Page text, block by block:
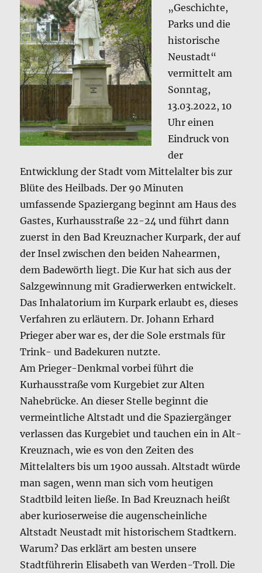
„Geschichte,
Parks und die
historische
Neustadt“
vermittelt am
Sonntag,
13.03.2022, 10
Uhr einen
Eindruck von
der
Entwicklung der Stadt vom Mittelalter bis zur
Blüte des Heilbads. Der 90 Minuten
umfassende Spaziergang beginnt am Haus des
Gastes, Kurhausstraße 22-24 und führt dann
zuerst in den Bad Kreuznacher Kurpark, der auf
der Insel zwischen den beiden Nahearmen,
dem Badewörth liegt. Die Kur hat sich aus der
Salzgewinnung mit Gradierwerken entwickelt.
Das Inhalatorium im Kurpark erlaubt es, dieses
Verfahren zu erläutern. Dr. Johann Erhard
Prieger aber war es, der die Sole erstmals für
Trink- und Badekuren nutzte.
Am Prieger-Denkmal vorbei führt die
Kurhausstraße vom Kurgebiet zur Alten
Nahebrücke. An dieser Stelle beginnt die
vermeintliche Altstadt und die Spaziergänger
verlassen das Kurgebiet und tauchen ein in Alt-
Kreuznach, wie es von den Zeiten des
Mittelalters bis um 1900 aussah. Altstadt würde
man sagen, wenn man sich vom heutigen
Stadtbild leiten ließe. In Bad Kreuznach heißt
aber kurioserweise die augenscheinliche
Altstadt Neustadt mit historischem Stadtkern.
Warum? Das erklärt am besten unsere
Stadtführerin Elisabeth van Werden-Troll. Die